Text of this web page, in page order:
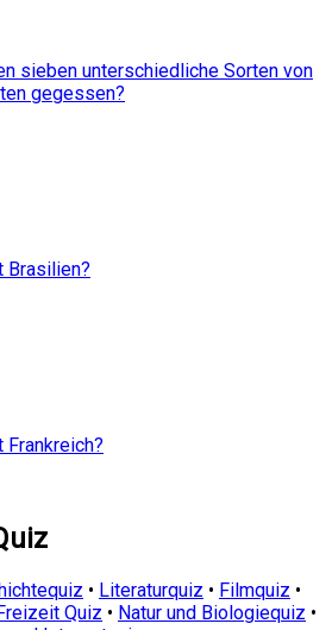
sieben unterschiedliche Sorten von
gegessen?
Brasilien?
Frankreich?
• Literaturquiz • Filmquiz •
Quiz • Natur und Biologiequiz •